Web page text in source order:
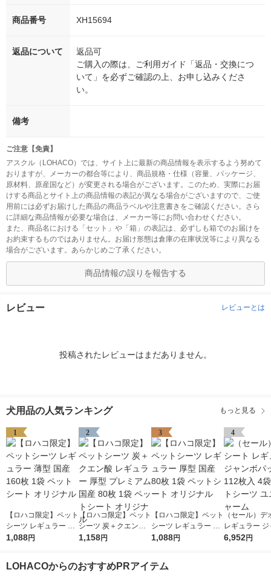
商品番号 XH15694
返品について
返品可
ご購入の際は、ご利用ガイド「返品・交換につ
いて」を必ずご確認の上、お申し込みくださ
い。
備考
ご注意【免責】
アスクル（LOHACO）では、サイト上に最新の商品情報を表示するよう努めて
おりますが、メーカーの都合等により、商品規格・仕様（容量、パッケージ、
原材料、原産国など）が変更される場合がございます。このため、実際にお届
けする商品とサイト上の商品情報の表記が異なる場合がございますので、ご使
用前には必ずお届けした商品の商品ラベルや注意書きをご確認ください。さら
に詳細な商品情報が必要な場合は、メーカー等にお問い合わせください。
また、商品名における「セット」や「箱」の表記は、必ずしも箱でのお届けを
お約束するものではありません。お届け形態は倉庫の在庫状況等により異なる
場合がございます。あらかじめご了承ください。
商品情報の誤りを報告する
レビュー レビューとは
投稿されたレビューはまだありません。
犬用品の人気ランキング もっと見る
1
【ロハコ限定】ペット
シーツ レギュラー 薄
型 国産 160枚 1袋 ペ
1,088円
2
【ロハコ限定】ペット
シーツ 炭＋クエン酸
レギュラー 厚型 プレ
ナル
1,158円
3
【ロハコ限定】ペット
シーツ レギュラー 厚
型 国産 80枚 1袋 ペッ
1,088円
4
（セール）デ
レギュラー
パック 112枚
6,952円
LOHACOからのおすすめPRアイテム